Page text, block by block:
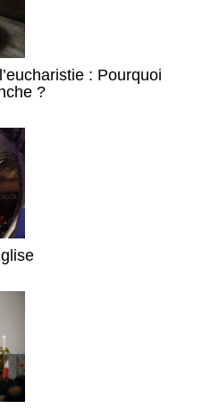
: Pourquoi
?